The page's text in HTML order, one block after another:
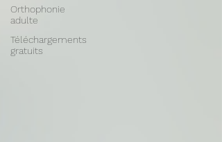
Orthophonie
adulte
Téléchargements
gratuits